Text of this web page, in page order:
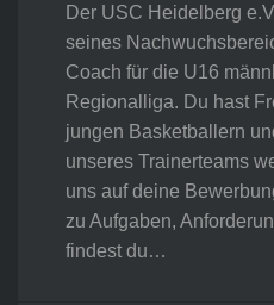
Der USC Heidelberg
seines
Coach für die U16
Regionalliga. Du hast
jungen Basketballern
unseres Trainerteams
uns auf deine
zu Aufgaben,
findest du…